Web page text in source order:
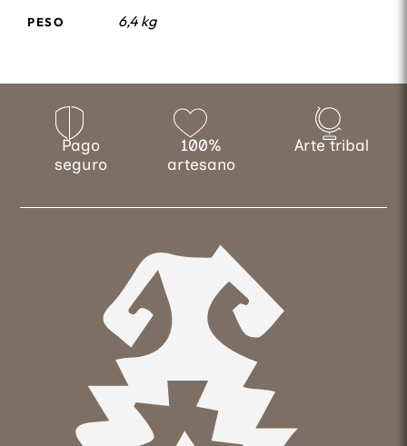
PESO 6,4 kg
Pago
seguro
100%
artesano
Arte tribal